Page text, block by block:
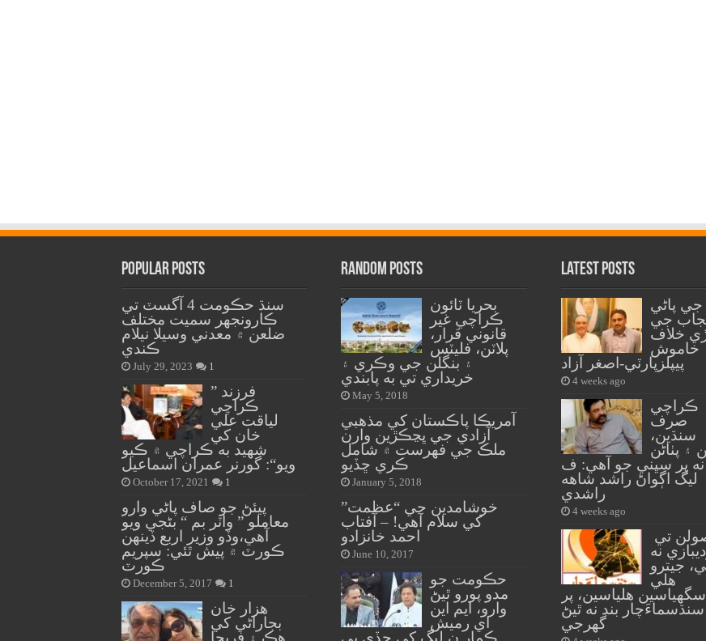
Popular Posts
سنڌ حڪومت 4 آگسٽ تي
ڪارونجهر سميت مختلف
ضلعن ۾ معدني وسيلا نيلام
ڪندي
July 29, 2023 1
” فرزند
ڪراچي
لياقت علي
خان کي
شهيد به ڪراچي ۾ ڪيو
ويو“: گورنر عمران اسماعيل
October 17, 2021 1
پيئڻ جو صاف پاڻي وارو
معاملو ” واٽر بم “ بڻجي ويو
آهي،وڏو وزير اربع ڏينهن
ڪورٽ ۾ پيش ٿئي: سپريم
ڪورٽ
December 5, 2017 1
هزار خان
بجاراڻي کي
هڪ ۽ فريحا
Random Posts
بحريا ٽائون
ڪراچي غير
قانوني قرار،
پلاٽن، فليٽس
۽ بنگلن جي وڪري ۽
خريداري تي به پابندي
May 5, 2018
آمريڪا پاڪستان کي مذهبي
آزادي جي ڀڃڪڙين وارن
ملڪ جي فهرست ۾ شامل
ڪري ڇڏيو
January 5, 2018
خوشامدين جي “عظمت”
کي سلام آهي! – آفتاب
احمد خانزادو
June 10, 2017
حڪومت جو
مدو پورو ٿيڻ
وارو، ايم اين
اي رميش
ڪمار ن ليگ کي ڇڏي پي
Latest Posts
پاڻي
جي
خلاف
خاموش
پيپلزپارٽي-اصغر آزاد
4 weeks ago
ڪراچي
صرف
سنڌين،
۽ پٺاڻن
پر سڀني جو آهي: ف
ليگ اڳواڻ راشد شاهه
راشدي
4 weeks ago
نه
جيترو
هلي
سگهياسين هلياسين، پر
سنڌسماءَچار بند نه ٿيڻ
گهرجي